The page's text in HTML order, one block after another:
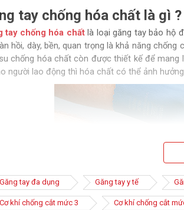
tay chống hóa chất là gì ?
tay chống hóa chấtlà loại găng tay bảo hộ
hồi, dày, bền, quan trọng là khả năng
chống hóa chất còn được thiết kế để mang
người lao động thì hóa chất có thể ảnh
Găng tay đa dụng Găng tay y tế
Cơ khí chống cắt mức 3 Cơ khí chống cắt